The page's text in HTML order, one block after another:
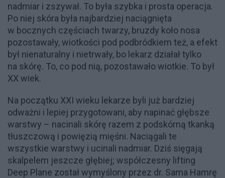
nadmiar i zszywał. To była szybka i prosta operacja.
Po niej skóra była najbardziej naciągnięta
w bocznych częściach twarzy, bruzdy koło nosa
pozostawały, wiotkości pod podbródkiem też, a efekt
był nienaturalny i nietrwały, bo lekarz działał tylko
na skórę. To, co pod nią, pozostawało wiotkie. To był
XX wiek.
Na początku XXI wieku lekarze byli już bardziej
odważni i lepiej przygotowani, aby napinać głębsze
warstwy – nacinali skórę razem z podskórną tkanką
tłuszczową i powięzią mięśni. Naciągali te
wszystkie warstwy i ucinali nadmiar. Dziś sięgają
skalpelem jeszcze głębiej; współczesny lifting
Deep Plane został wymyślony przez dr. Sama Hamrę